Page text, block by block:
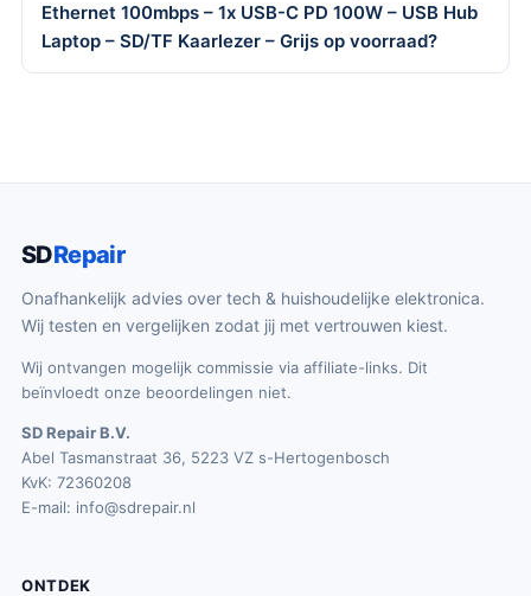
Ethernet 100mbps – 1x USB-C PD 100W – USB Hub
Laptop – SD/TF Kaarlezer – Grijs op voorraad?
SDRepair
Onafhankelijk advies over tech & huishoudelijke elektronica.
Wij testen en vergelijken zodat jij met vertrouwen kiest.
Wij ontvangen mogelijk commissie via affiliate-links. Dit
beïnvloedt onze beoordelingen niet.
SD Repair B.V.
Abel Tasmanstraat 36, 5223 VZ s-Hertogenbosch
KvK: 72360208
E-mail: info@sdrepair.nl
ONTDEK